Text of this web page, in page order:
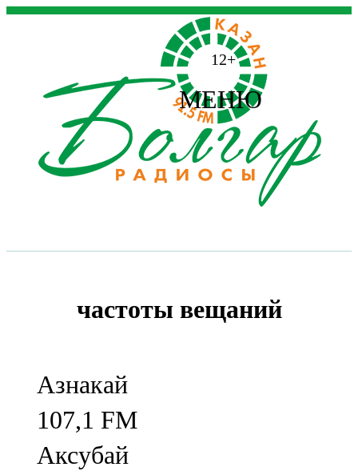
12+
МЕНЮ
частоты вещаний
Азнакай
107,1 FM
Аксубай